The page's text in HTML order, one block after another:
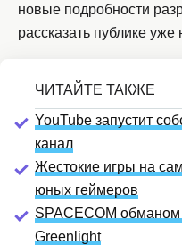
новые подробности
рассказать публике уже
YouTube запустит
канал
Жестокие игры на
юных геймеров
SPACECOM
Greenlight